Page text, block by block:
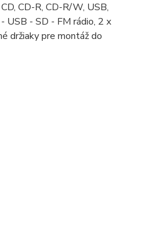
CD-R, CD-R/W, USB,
USB - SD - FM rádio, 2 x
držiaky pre montáž do